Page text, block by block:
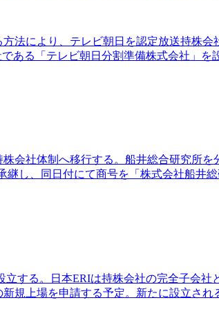
法により、テレビ朝日を認定放送持株会
ある「テレビ朝日分割準備株式会社」を
会社体制へ移行する。船井総合研究所を
し、同日付にて商号を「株式会社船井
する。日本ERIは持株会社の完全子会社
規上場を申請する予定。新たに設立され